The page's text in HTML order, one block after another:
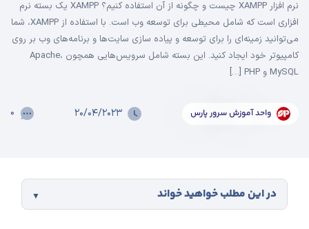
نرم افزار XAMPP چیست و چگونه از آن استفاده کنیم؟ XAMPP یک بسته نرم
افزاری است که شامل محیطی برای توسعه وب است. با استفاده از XAMPP، شما
می‌توانید زمینه‌ای را برای توسعه و پیاده سازی سایت‌ها و برنامه‌های وب بر روی
کامپیوتر خود ایجاد کنید. این بسته شامل سرویس‌هایی همچون Apache،
MySQL و PHP […]
واحد آموزش سرور پارس ۲۰/۰۴/۲۰۲۳ ۰
در این مطلب خواهید خواند